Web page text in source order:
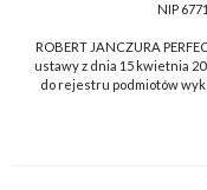
NIP
ROBERT JANCZURA
ustawy z dnia 15 kwietnia
do rejestru podmiotów